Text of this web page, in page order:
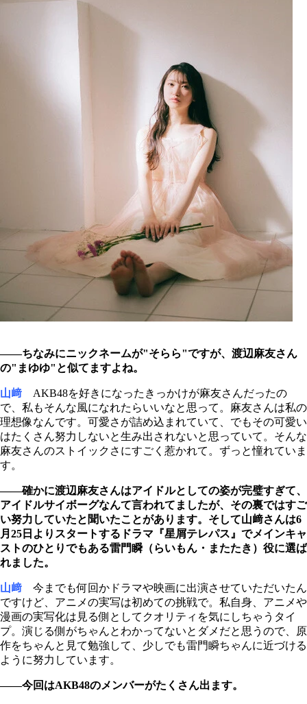
――ちなみにニックネームが"そらら"ですが、渡辺麻友さん
の"まゆゆ"と似てますよね。
山﨑 AKB48を好きになったきっかけが麻友さんだったの
で、私もそんな風になれたらいいなと思って。麻友さんは私の
理想像なんです。可愛さが詰め込まれていて、でもその可愛い
はたくさん努力しないと生み出されないと思っていて。そんな
麻友さんのストイックさにすごく惹かれて。ずっと憧れていま
す。
――確かに渡辺麻友さんはアイドルとしての姿が完璧すぎて、
アイドルサイボーグなんて言われてましたが、その裏ではすご
い努力していたと聞いたことがあります。そして山﨑さんは6
月25日よりスタートするドラマ『星屑テレパス』でメインキャ
ストのひとりでもある雷門瞬（らいもん・またたき）役に選ば
れました。
山﨑 今までも何回かドラマや映画に出演させていただいたん
ですけど、アニメの実写は初めての挑戦で。私自身、アニメや
漫画の実写化は見る側としてクオリティを気にしちゃうタイ
プ。演じる側がちゃんとわかってないとダメだと思うので、原
作をちゃんと見て勉強して、少しでも雷門瞬ちゃんに近づける
ように努力しています。
――今回はAKB48のメンバーがたくさん出ます。